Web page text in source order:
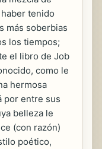
tenido
más soberbias
los tiempos;
el libro de Job
como le
hermosa
por entre sus
belleza le
(con razón)
poético,